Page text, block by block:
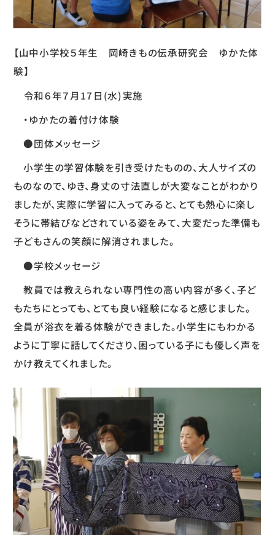
【山中小学校５年生 岡崎きもの伝承研究会 ゆかた体
験】
令和６年７月17日(水)実施
・ゆかたの着付け体験
●団体メッセージ
小学生の学習体験を引き受けたものの、大人サイズの
ものなので、ゆき、身丈の寸法直しが大変なことがわかり
ましたが、実際に学習に入ってみると、とても熱心に楽し
そうに帯結びなどされている姿をみて、大変だった準備も
子どもさんの笑顔に解消されました。
●学校メッセージ
教員では教えられない専門性の高い内容が多く、子ど
もたちにとっても、とても良い経験になると感じました。
全員が浴衣を着る体験ができました。小学生にもわかる
ように丁寧に話してくださり、困っている子にも優しく声を
かけ教えてくれました。